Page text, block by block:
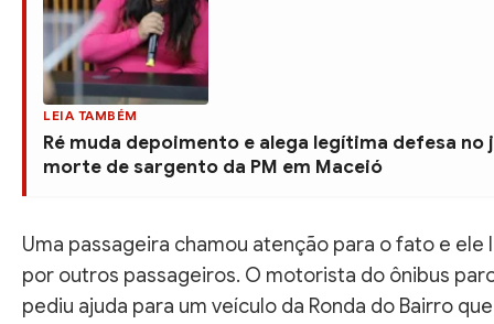
LEIA TAMBÉM
Ré muda depoimento e alega legítima defesa no
morte de sargento da PM em Maceió
Uma passageira chamou atenção para o fato e
por outros passageiros. O motorista do ônibus
pediu ajuda para um veículo da Ronda do Bairro